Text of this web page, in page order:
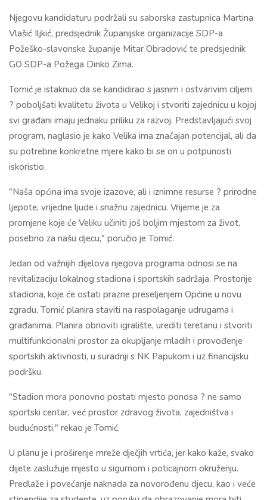
Njegovu kandidaturu podržali su saborska zastupnica Martina
Vlašić Iljkić, predsjednik Županijske organizacije SDP-a
Požeško-slavonske županije Mitar Obradović te predsjednik
GO SDP-a Požega Dinko Zima.
Tomić je istaknuo da se kandidirao s jasnim i ostvarivim ciljem
? poboljšati kvalitetu života u Velikoj i stvoriti zajednicu u kojoj
svi građani imaju jednaku priliku za razvoj. Predstavljajući svoj
program, naglasio je kako Velika ima značajan potencijal, ali da
su potrebne konkretne mjere kako bi se on u potpunosti
iskoristio.
"Naša općina ima svoje izazove, ali i iznimne resurse ? prirodne
ljepote, vrijedne ljude i snažnu zajednicu. Vrijeme je za
promjene koje će Veliku učiniti još boljim mjestom za život,
posebno za našu djecu," poručio je Tomić.
Jedan od važnijih dijelova njegova programa odnosi se na
revitalizaciju lokalnog stadiona i sportskih sadržaja. Prostorije
stadiona, koje će ostati prazne preseljenjem Općine u novu
zgradu, Tomić planira staviti na raspolaganje udrugama i
građanima. Planira obnoviti igralište, urediti teretanu i stvoriti
multifunkcionalni prostor za okupljanje mladih i provođenje
sportskih aktivnosti, u suradnji s NK Papukom i uz financijsku
podršku.
"Stadion mora ponovno postati mjesto ponosa ? ne samo
sportski centar, već prostor zdravog života, zajedništva i
budućnosti," rekao je Tomić.
U planu je i proširenje mreže dječjih vrtića, jer kako kaže, svako
dijete zaslužuje mjesto u sigurnom i poticajnom okruženju.
Predlaže i povećanje naknada za novorođenu djecu, kao i veće